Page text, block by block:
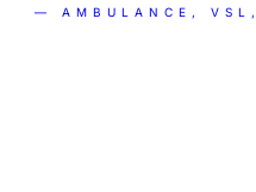
— AMBULANCE,